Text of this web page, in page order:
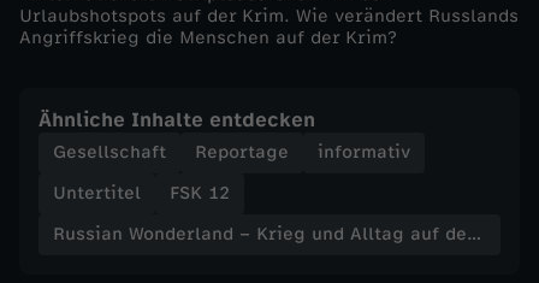
l
t
a
Urlaubshotspots auf der Krim. Wie verändert Russlands
Angriffskrieg die Menschen auf der Krim?
Ähnliche Inhalte entdecken
Gesellschaft Reportage
informativ
Untertitel
FSK 12
Russian Wonderland – Krieg und Alltag auf der Krim